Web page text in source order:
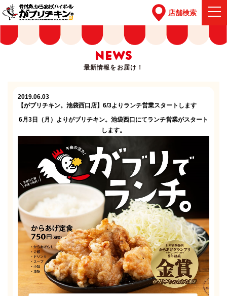
店舗検索
NEWS
最新情報をお届け！
2019.06.03
【がブリチキン。池袋西口店】6/3よりランチ営業スタートします
6月3日（月）よりがブリチキン。池袋西口にてランチ営業がスタート
します。